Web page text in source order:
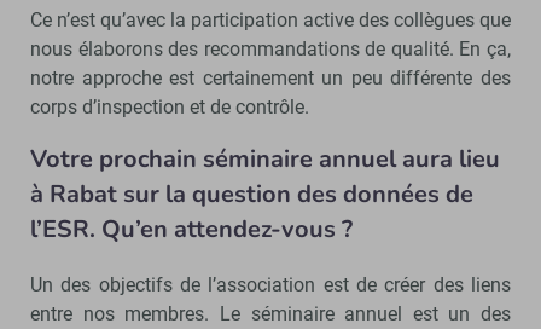
Ce n’est qu’avec la participation active des collègues que
nous élaborons des recommandations de qualité. En ça,
notre approche est certainement un peu différente des
corps d’inspection et de contrôle.
Votre prochain séminaire annuel aura lieu
à Rabat sur la question des données de
l’ESR. Qu’en attendez-vous ?
Un des objectifs de l’association est de créer des liens
entre nos membres. Le séminaire annuel est un des